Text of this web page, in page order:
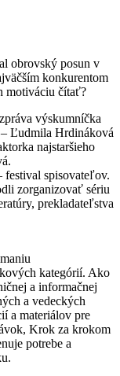
obrovský posun v
konkurentom
motiváciu čítať?
výskumníčka
Ľudmila Hrdináková
najstaršieho
spisovateľov.
zorganizovať sériu
prekladateľstva
kategórií. Ako
a informačnej
a vedeckých
a materiálov pre
Krok za krokom
potrebe a